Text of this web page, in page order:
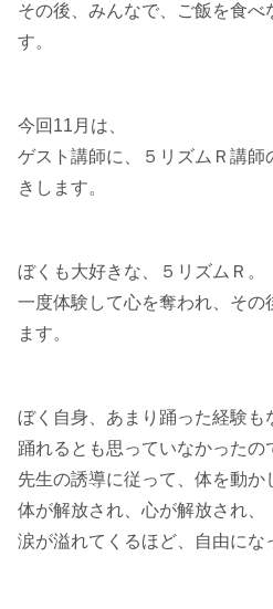
その後、みんなで、ご飯を食べ
す。
今回11月は、
ゲスト講師に、５リズムＲ講師
きします。
ぼくも大好きな、５リズムＲ。
一度体験して心を奪われ、その
ます。
ぼく自身、あまり踊った経験も
踊れるとも思っていなかったの
先生の誘導に従って、体を動か
体が解放され、心が解放され、
涙が溢れてくるほど、自由にな